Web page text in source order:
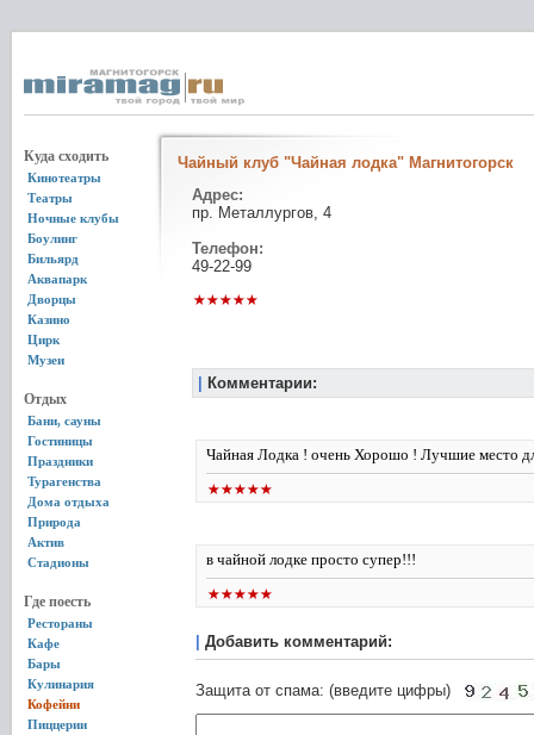
Куда сходить
Кинотеатры
Театры
Ночные клубы
Боулинг
Бильярд
Аквапарк
Дворцы
Казино
Цирк
Музеи
Отдых
Бани, сауны
Гостиницы
Праздники
Турагенства
Дома отдыха
Природа
Актив
Стадионы
Где поесть
Рестораны
Кафе
Бары
Кулинария
Кофейни
Пиццерии
Чайный клуб "Чайная лодка" Магнитогорск
Адрес:
пр. Металлургов, 4
Телефон:
49-22-99
Комментарии:
Чайная Лодка ! очень Хорошо ! Лучшие место
в чайной лодке просто супер!!!
Добавить комментарий:
Защита от спама: (введите цифры)